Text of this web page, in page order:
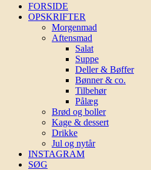
FORSIDE
OPSKRIFTER
Morgenmad
Aftensmad
Salat
Suppe
Deller & Bøffer
Bønner & co.
Tilbehør
Pålæg
Brød og boller
Kage & dessert
Drikke
Jul og nytår
INSTAGRAM
SØG